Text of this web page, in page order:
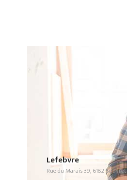
Lefebvre
Rue du Marais 39, 6182 Souvret